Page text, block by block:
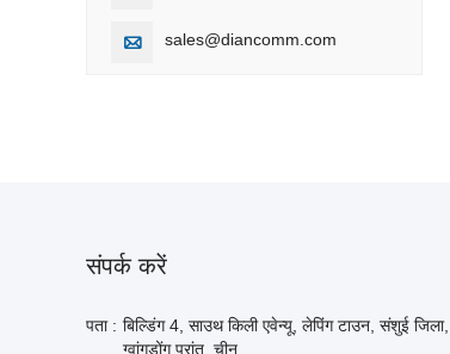
 sales@diancomm.com
संपर्क करें
पता : बिल्डिंग 4, साउथ किली एवेन्यू, लेपिंग टाउन, संशुई जिला,
ग्वांगडोंग प्रांत, चीन